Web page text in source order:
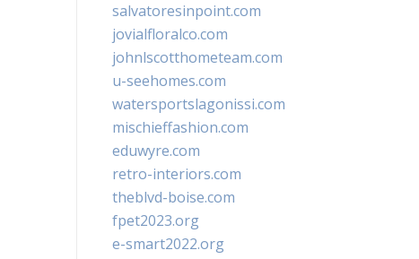
salvatoresinpoint.com
jovialfloralco.com
johnlscotthometeam.com
u-seehomes.com
watersportslagonissi.com
mischieffashion.com
eduwyre.com
retro-interiors.com
theblvd-boise.com
fpet2023.org
e-smart2022.org